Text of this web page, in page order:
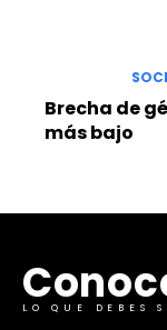
Brecha de
más bajo
LO QUE DEBES